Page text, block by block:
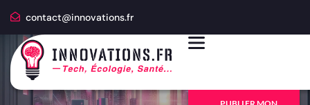
contact@innovations.fr